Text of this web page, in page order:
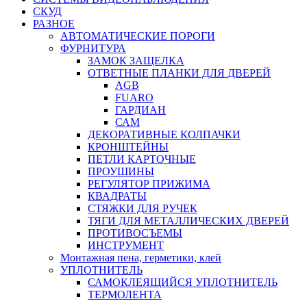
СКУД
РАЗНОЕ
АВТОМАТИЧЕСКИЕ ПОРОГИ
ФУРНИТУРА
ЗАМОК ЗАЩЕЛКА
ОТВЕТНЫЕ ПЛАНКИ ДЛЯ ДВЕРЕЙ
AGB
FUARO
ГАРДИАН
САМ
ДЕКОРАТИВНЫЕ КОЛПАЧКИ
КРОНШТЕЙНЫ
ПЕТЛИ КАРТОЧНЫЕ
ПРОУШИНЫ
РЕГУЛЯТОР ПРИЖИМА
КВАДРАТЫ
СТЯЖКИ ДЛЯ РУЧЕК
ТЯГИ ДЛЯ МЕТАЛЛИЧЕСКИХ ДВЕРЕЙ
ПРОТИВОСЪЕМЫ
ИНСТРУМЕНТ
Монтажная пена, герметики, клей
УПЛОТНИТЕЛЬ
САМОКЛЕЯЩИЙСЯ УПЛОТНИТЕЛЬ
ТЕРМОЛЕНТА